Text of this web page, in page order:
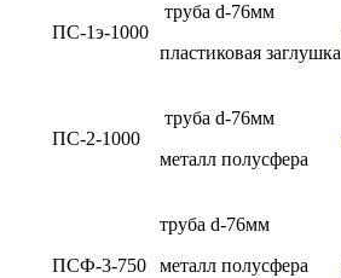
ПС-1э-1000
труба d-76мм
пластиковая заглушка
ПС-2-1000
труба d-76мм
металл полусфера
ПСФ-3-750
труба d-76мм
металл полусфера